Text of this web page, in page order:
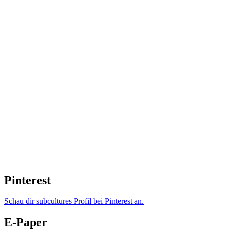
Pinterest
Schau dir subcultures Profil bei Pinterest an.
E-Paper